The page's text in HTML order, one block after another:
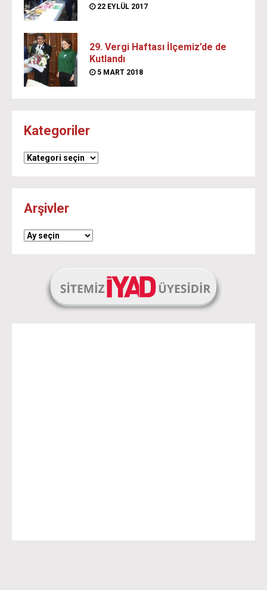
22 EYLÜL 2017
29. Vergi Haftası İlçemiz’de de
Kutlandı
5 MART 2018
Kategoriler
Kategoriler
Arşivler
Arşivler